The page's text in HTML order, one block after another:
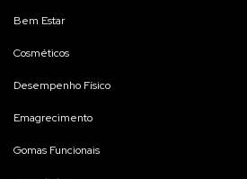
Bem Estar
Cosméticos
Desempenho Físico
Emagrecimento
Gomas Funcionais